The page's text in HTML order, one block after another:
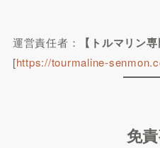
運営責任者： 【トルマリン
[https://tourmaline-
免